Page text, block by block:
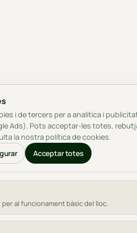
i de tercers per a analítica i
Ads). Pots acceptar-les totes,
la nostra política de cookies.
Acceptar totes
al funcionament bàsic del lloc.